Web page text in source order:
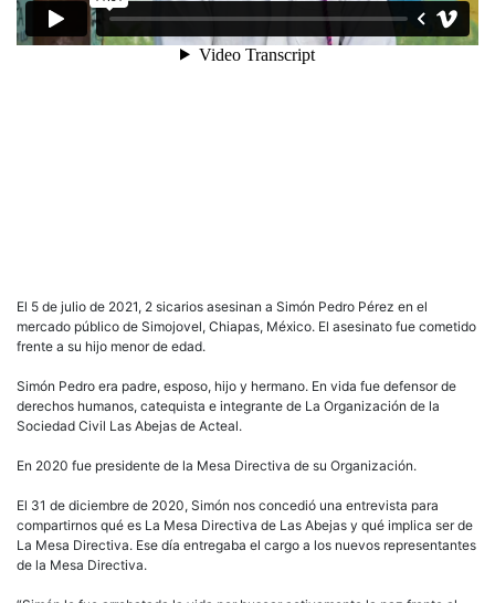
El 5 de julio de 2021, 2 sicarios asesinan a Simón Pedro Pérez en el
mercado público de Simojovel, Chiapas, México. El asesinato fue cometido
frente a su hijo menor de edad.
Simón Pedro era padre, esposo, hijo y hermano. En vida fue defensor de
derechos humanos, catequista e integrante de La Organización de la
Sociedad Civil Las Abejas de Acteal.
En 2020 fue presidente de la Mesa Directiva de su Organización.
El 31 de diciembre de 2020, Simón nos concedió una entrevista para
compartirnos qué es La Mesa Directiva de Las Abejas y qué implica ser de
La Mesa Directiva. Ese día entregaba el cargo a los nuevos representantes
de la Mesa Directiva.